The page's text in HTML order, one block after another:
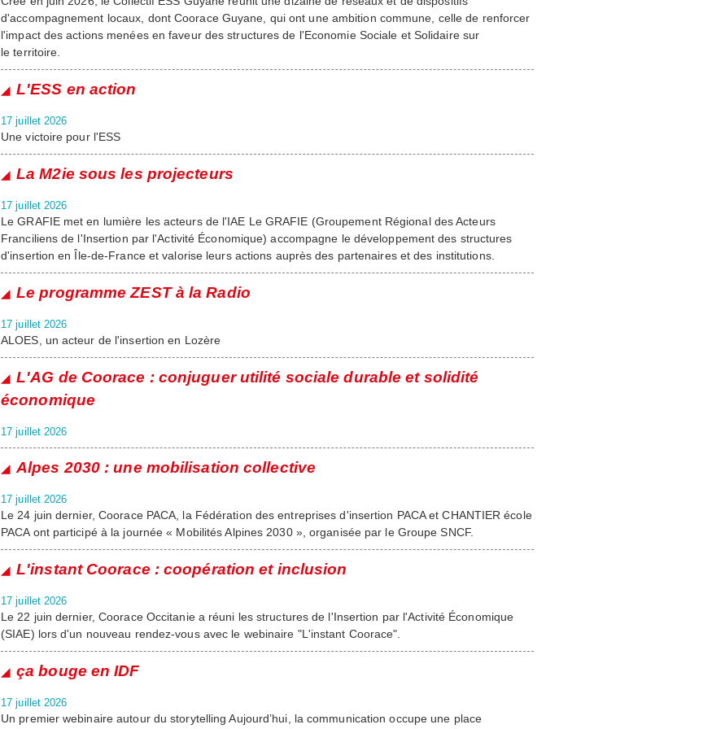
d'accompagnement locaux, dont Coorace Guyane, qui ont une ambition commune, celle de renforcer
l'impact des actions menées en faveur des structures de l'Economie Sociale et Solidaire sur
le territoire.
L'ESS en action
17 juillet 2026
Une victoire pour l'ESS
La M2ie sous les projecteurs
17 juillet 2026
Le GRAFIE met en lumière les acteurs de l'IAE Le GRAFIE (Groupement Régional des Acteurs
Franciliens de l'Insertion par l'Activité Économique) accompagne le développement des structures
d'insertion en Île-de-France et valorise leurs actions auprès des partenaires et des institutions.
Le programme ZEST à la Radio
17 juillet 2026
ALOES, un acteur de l'insertion en Lozère
L'AG de Coorace : conjuguer utilité sociale durable et solidité
économique
17 juillet 2026
Alpes 2030 : une mobilisation collective
17 juillet 2026
Le 24 juin dernier, Coorace PACA, la Fédération des entreprises d'insertion PACA et CHANTIER école
PACA ont participé à la journée « Mobilités Alpines 2030 », organisée par le Groupe SNCF.
L'instant Coorace : coopération et inclusion
17 juillet 2026
Le 22 juin dernier, Coorace Occitanie a réuni les structures de l'Insertion par l'Activité Économique
(SIAE) lors d'un nouveau rendez-vous avec le webinaire "L'instant Coorace".
ça bouge en IDF
17 juillet 2026
Un premier webinaire autour du storytelling Aujourd’hui, la communication occupe une place